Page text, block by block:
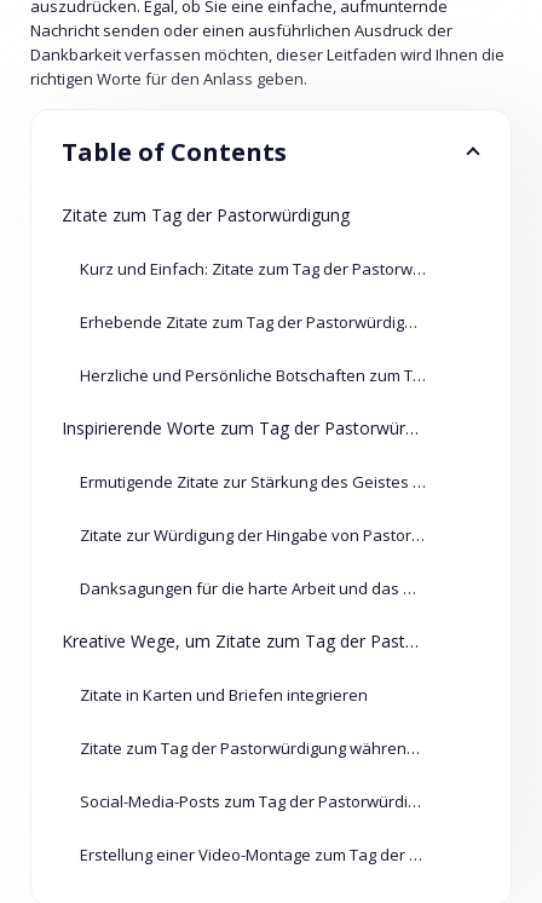
auszudrücken. Egal, ob Sie eine einfache, aufmunternde
Nachricht senden oder einen ausführlichen Ausdruck der
Dankbarkeit verfassen möchten, dieser Leitfaden wird Ihnen die
richtigen Worte für den Anlass geben.
Table of Contents
Zitate zum Tag der Pastorwürdigung
Kurz und Einfach: Zitate zum Tag der Pastorwürdigung
Erhebende Zitate zum Tag der Pastorwürdigung mit biblischen Bezügen
Herzliche und Persönliche Botschaften zum Tag der Pastorwürdigung
Inspirierende Worte zum Tag der Pastorwürdigung
Ermutigende Zitate zur Stärkung des Geistes Ihres Pastors
Zitate zur Würdigung der Hingabe von Pastoren
Danksagungen für die harte Arbeit und das Opfer der Pastoren
Kreative Wege, um Zitate zum Tag der Pastorwürdigung zu teilen
Zitate in Karten und Briefen integrieren
Zitate zum Tag der Pastorwürdigung während des Gottesdienstes teilen
Social-Media-Posts zum Tag der Pastorwürdigung
Erstellung einer Video-Montage zum Tag der Pastorwürdigung